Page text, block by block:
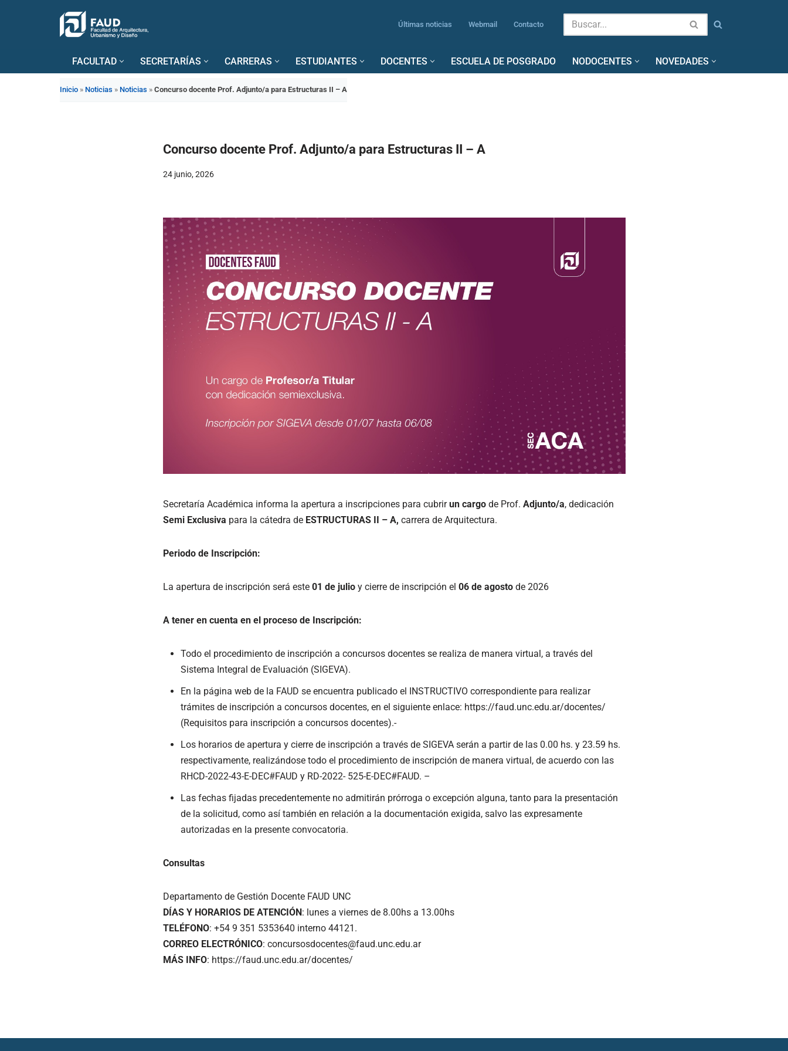
Últimas noticias Webmail Contacto
FACULTAD SECRETARÍAS CARRERAS ESTUDIANTES DOCENTES ESCUELA DE POSGRADO NODOCENTES NOVEDADES
Inicio » Noticias » Noticias » Concurso docente Prof. Adjunto/a para Estructuras II – A
Concurso docente Prof. Adjunto/a para Estructuras II – A
24 junio, 2026
Secretaría Académica informa la apertura a inscripciones para cubrirun cargode Prof. Adjunto/a, dedicación
Semi Exclusiva para la cátedra de ESTRUCTURAS II – A, carrera de Arquitectura.
Periodo de Inscripción:
La apertura de inscripción será este 01 de julio y cierre de inscripción el 06 de agostode 2026
A tener en cuenta en el proceso de Inscripción:
Todo el procedimiento de inscripción a concursos docentes se realiza de manera virtual, a través del
Sistema Integral de Evaluación (SIGEVA).
En la página web de la FAUD se encuentra publicado el INSTRUCTIVO correspondiente para realizar
trámites de inscripción a concursos docentes, en el siguiente enlace: https://faud.unc.edu.ar/docentes/
(Requisitos para inscripción a concursos docentes).-
Los horarios de apertura y cierre de inscripción a través de SIGEVA serán a partir de las 0.00 hs. y 23.59 hs.
respectivamente, realizándose todo el procedimiento de inscripción de manera virtual, de acuerdo con las
RHCD-2022-43-E-DEC#FAUD y RD-2022- 525-E-DEC#FAUD. –
Las fechas fijadas precedentemente no admitirán prórroga o excepción alguna, tanto para la presentación
de la solicitud, como así también en relación a la documentación exigida, salvo las expresamente
autorizadas en la presente convocatoria.
Consultas
Departamento de Gestión Docente FAUD UNC
DÍAS Y HORARIOS DE ATENCIÓN : lunes a viernes de 8.00hs a 13.00hs
TELÉFONO: +54 9 351 5353640 interno 44121.
CORREO ELECTRÓNICO: concursosdocentes@faud.unc.edu.ar
MÁS INFO: https://faud.unc.edu.ar/docentes/